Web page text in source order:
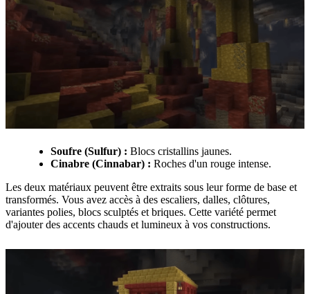
Soufre (Sulfur) : Blocs cristallins jaunes.
Cinabre (Cinnabar) : Roches d'un rouge intense.
Les deux matériaux peuvent être extraits sous leur forme de base et
transformés. Vous avez accès à des escaliers, dalles, clôtures,
variantes polies, blocs sculptés et briques. Cette variété permet
d'ajouter des accents chauds et lumineux à vos constructions.